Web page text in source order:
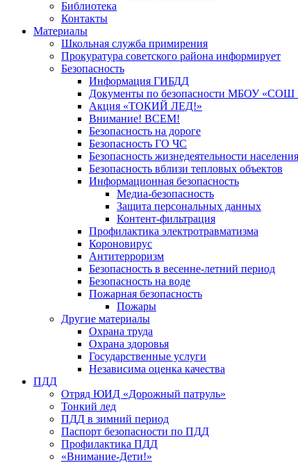
Библиотека
Контакты
Материалы
Школьная служба примирения
Прокуратура советского района информирует
Безопасность
Информация ГИБДД
Документы по безопасности МБОУ «СОШ
Акция «ТОКИЙ ЛЕД!»
Внимание! ВСЕМ!
Безопасность на дороге
Безопасность ГО ЧС
Безопасность жизнедеятельности населения
Безопасность вблизи тепловых объектов
Информационная безопасность
Медиа-безопасность
Защита персональных данных
Контент-фильтрация
Профилактика электротравматизма
Короновирус
Антитерроризм
Безопасность в весенне-летний период
Безопасность на воде
Пожарная безопасность
Пожары
Другие материалы
Охрана труда
Охрана здоровья
Государственные услуги
Независима оценка качества
ПДД
Отряд ЮИД «Дорожный патруль»
Тонкий лед
ПДД в зимний период
Паспорт безопасности по ПДД
Профилактика ПДД
«Внимание-Дети!»